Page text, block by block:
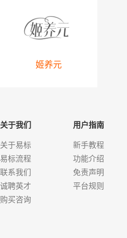
姬养元
关于我们
关于易标
易标流程
联系我们
诚聘英才
购买咨询
用户指南
新手教程
功能介绍
免责声明
平台规则